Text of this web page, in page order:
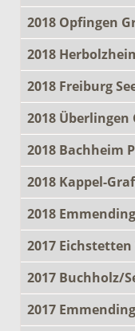
2018 Opfingen
2018
2018 Freiburg
2018 Überlingen
2018 Bachheim
2018 Kappel-
2018
2017
2017 Buchholz/
2017